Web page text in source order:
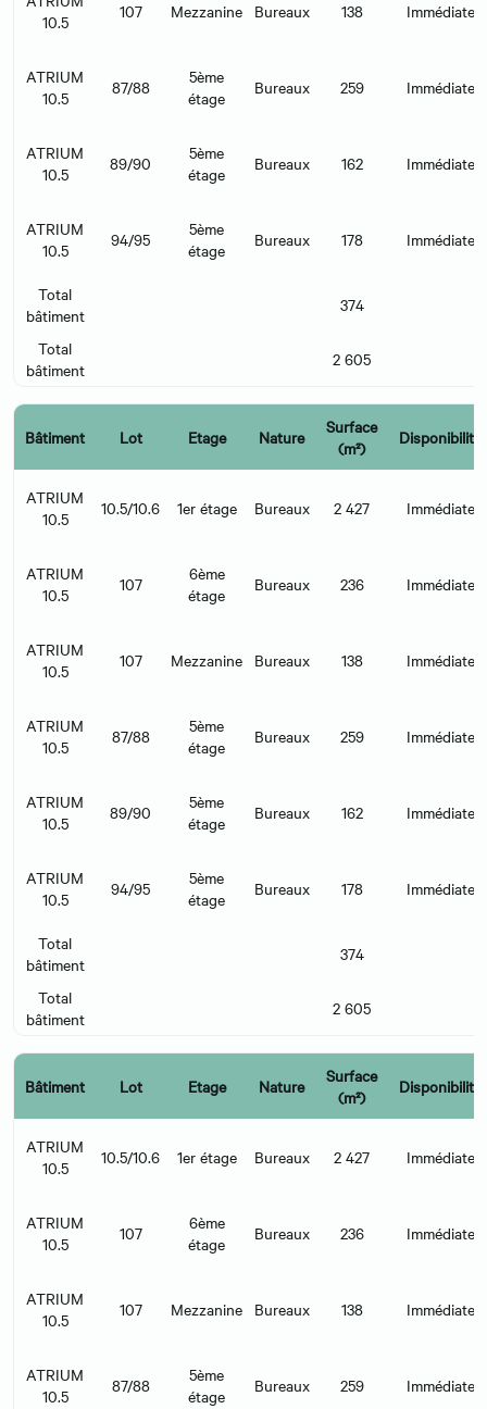
10.5
107 Mezzanine Bureaux 138 Immédiate
ATRIUM
10.5
87/88
5ème
étage
Bureaux 259 Immédiate
ATRIUM
10.5
89/90
5ème
étage
Bureaux 162 Immédiate
ATRIUM
10.5
94/95
5ème
étage
Bureaux 178 Immédiate
Total
bâtiment
374
Total
bâtiment
2 605
Bâtiment Lot Etage Nature
Surface
(m²)
Disponibilité
ATRIUM
10.5
10.5/10.6 1er étage Bureaux 2 427 Immédiate
ATRIUM
10.5
107
6ème
étage
Bureaux 236 Immédiate
ATRIUM
10.5
107 Mezzanine Bureaux 138 Immédiate
ATRIUM
10.5
87/88
5ème
étage
Bureaux 259 Immédiate
ATRIUM
10.5
89/90
5ème
étage
Bureaux 162 Immédiate
ATRIUM
10.5
94/95
5ème
étage
Bureaux 178 Immédiate
Total
bâtiment
374
Total
bâtiment
2 605
Bâtiment Lot Etage Nature
Surface
(m²)
Disponibilité
ATRIUM
10.5
10.5/10.6 1er étage Bureaux 2 427 Immédiate
ATRIUM
10.5
107
6ème
étage
Bureaux 236 Immédiate
ATRIUM
10.5
107 Mezzanine Bureaux 138 Immédiate
ATRIUM
10.5
87/88
5ème
étage
Bureaux 259 Immédiate